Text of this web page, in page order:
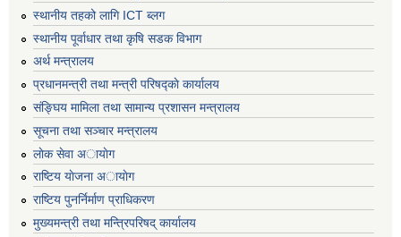
स्थानीय तहको लागि ICT ब्लग
स्थानीय पूर्वाधार तथा कृषि सडक विभाग
अर्थ मन्त्रालय
प्रधानमन्त्री तथा मन्त्री परिषद्काे कार्यालय
संङ्घिय मामिला तथा सामान्य प्रशासन मन्त्रालय
सूचना तथा सञ्चार मन्त्रालय
लाेक सेवा अायाेग
राष्टिय याेजना अायाेग
राष्टिय पुनर्निर्माण प्राधिकरण
मुख्यमन्त्री तथा मन्त्रिपरिषद् कार्यालय